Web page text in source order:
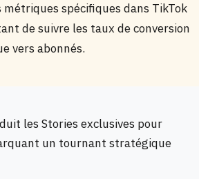
spécifiques dans TikTok
de suivre les taux de conversion
vers abonnés.
les Stories exclusives pour
un tournant stratégique